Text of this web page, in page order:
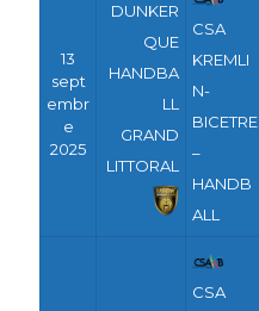
13
sept
embr
e
2025
DUNKER
QUE
HANDBA
LL
GRAND
LITTORAL
CSA
KREMLI
N-
BICETRE
–
HANDB
ALL
CSA